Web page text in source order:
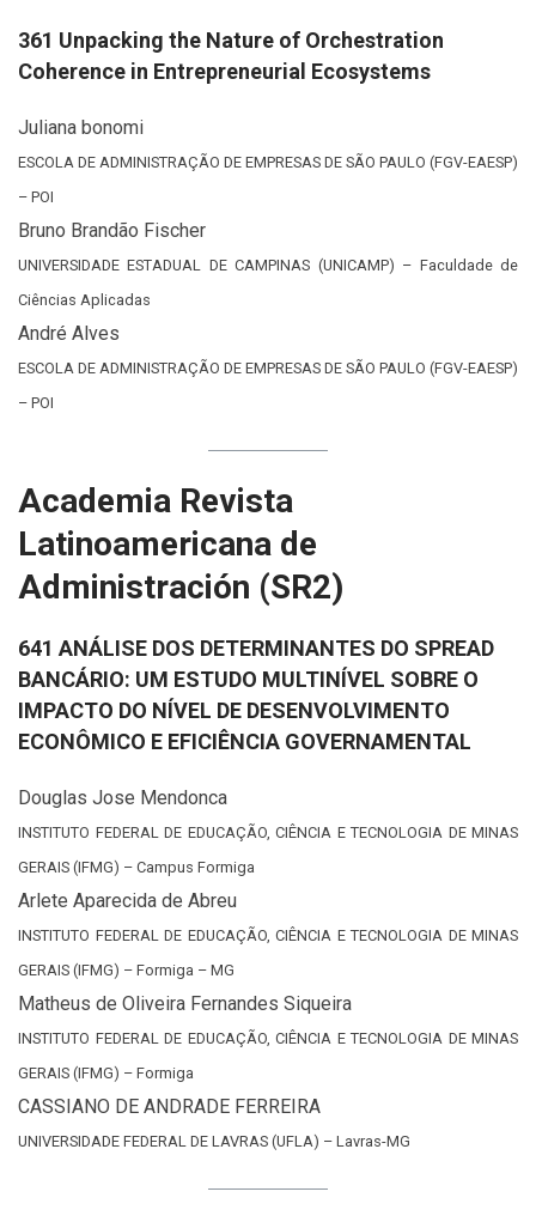
361 Unpacking the Nature of Orchestration
Coherence in Entrepreneurial Ecosystems
Juliana bonomi
ESCOLA DE ADMINISTRAÇÃO DE EMPRESAS DE SÃO PAULO (FGV-EAESP)
– POI
Bruno Brandão Fischer
UNIVERSIDADE ESTADUAL DE CAMPINAS (UNICAMP) – Faculdade de
Ciências Aplicadas
André Alves
ESCOLA DE ADMINISTRAÇÃO DE EMPRESAS DE SÃO PAULO (FGV-EAESP)
– POI
Academia Revista
Latinoamericana de
Administración (SR2)
641 ANÁLISE DOS DETERMINANTES DO SPREAD
BANCÁRIO: UM ESTUDO MULTINÍVEL SOBRE O
IMPACTO DO NÍVEL DE DESENVOLVIMENTO
ECONÔMICO E EFICIÊNCIA GOVERNAMENTAL
Douglas Jose Mendonca
INSTITUTO FEDERAL DE EDUCAÇÃO, CIÊNCIA E TECNOLOGIA DE MINAS
GERAIS (IFMG) – Campus Formiga
Arlete Aparecida de Abreu
INSTITUTO FEDERAL DE EDUCAÇÃO, CIÊNCIA E TECNOLOGIA DE MINAS
GERAIS (IFMG) – Formiga – MG
Matheus de Oliveira Fernandes Siqueira
INSTITUTO FEDERAL DE EDUCAÇÃO, CIÊNCIA E TECNOLOGIA DE MINAS
GERAIS (IFMG) – Formiga
CASSIANO DE ANDRADE FERREIRA
UNIVERSIDADE FEDERAL DE LAVRAS (UFLA) – Lavras-MG